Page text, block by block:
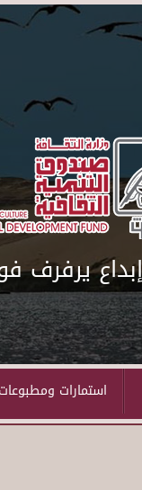
يرفرف
استمارات ومطبوعات